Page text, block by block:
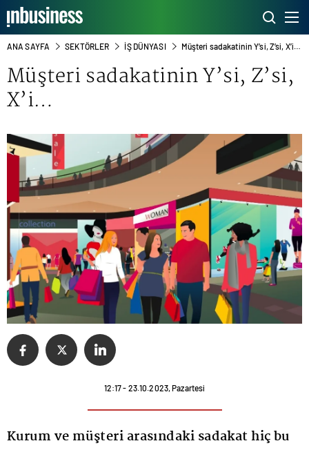
ANA SAYFA SEKTÖRLER İŞ DÜNYASI Müşteri sadakatinin Y’si, Z’si, X’i…
Müşteri sadakatinin Y’si, Z’si,
X’i…
12:17 - 23.10.2023, Pazartesi
Kurum ve müşteri arasındaki sadakat hiç bu